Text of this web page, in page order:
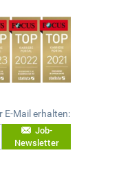
E-Mail erhalten:
Job-
Newsletter